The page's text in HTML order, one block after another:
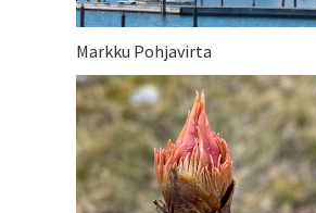
Markku Pohjavirta